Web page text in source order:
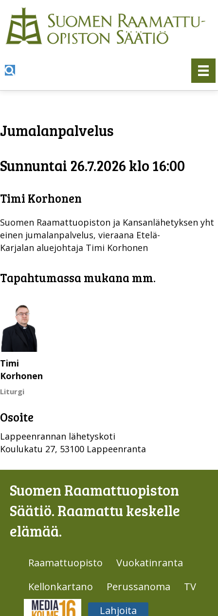
Jumalanpalvelus
Sunnuntai 26.7.2026 klo 16:00
Timi Korhonen
Suomen Raamattuopiston ja Kansanlähetyksen yht
einen jumalanpalvelus, vieraana Etelä-
Karjalan aluejohtaja Timi Korhonen
Tapahtumassa mukana mm.
Timi
Korhonen
Liturgi
Osoite
Lappeenrannan lähetyskoti
Koulukatu 27, 53100 Lappeenranta
Suomen Raamattuopiston
Säätiö. Raamattu keskelle
elämää.
Raamattuopisto
Vuokatinranta
Kellonkartano
Perussanoma
TV
Media316
Lahjoita